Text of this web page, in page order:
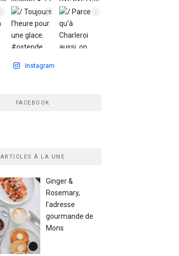
Instagram
FACEBOOK
ARTICLES À LA UNE
Ginger &
Rosemary,
l’adresse
gourmande de
Mons